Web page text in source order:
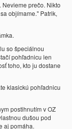
prečo. Nikto
objímame." Patrik,
so špeciálnou
pohľadnicu len
toho, kto ju dostane
klasickú pohľadnicu
postihnutím v OZ
dušou pod
aj pomáha.